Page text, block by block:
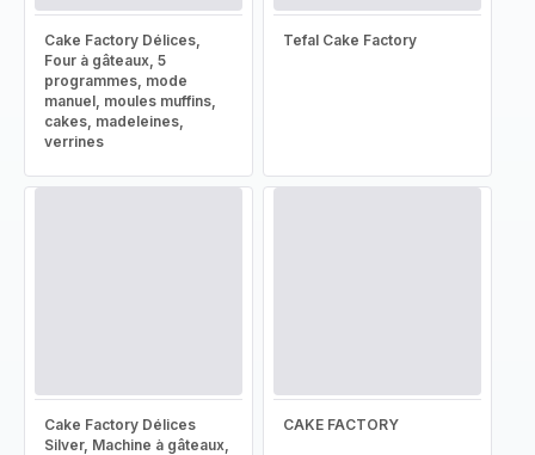
Cake Factory Délices,
Four à gâteaux, 5
programmes, mode
manuel, moules muffins,
cakes, madeleines,
verrines
Tefal Cake Factory
Cake Factory Délices
Silver, Machine à gâteaux,
CAKE FACTORY